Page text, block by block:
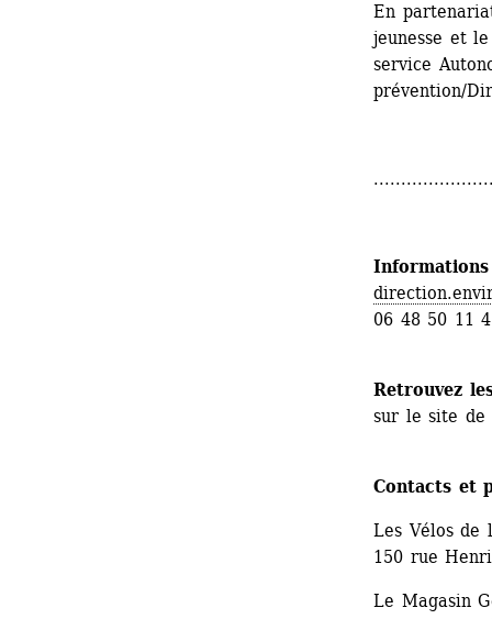
En
jeunesse et
service
prévention/
06 48 50 11
Retrouvez
sur le site de
Contacts et
Les Vélos de
150 rue
Le Magasin